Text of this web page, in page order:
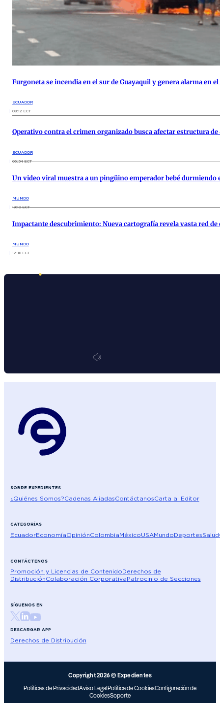
Furgoneta se incendia en el sur de Guayaquil y genera alarma en
ECUADOR
08:12 ECT
Operativo contra el crimen organizado busca afectar estructura
ECUADOR
06:54 ECT
Un video viral muestra a un pingüino emperador bebé durmiendo
MUNDO
19:10 ECT
Impactante descubrimiento: Nueva cartografía revela vasta red
MUNDO
12:18 ECT
SOBRE EXPEDIENTES
¿Quiénes Somos?Cadenas AliadasContáctanosCarta al Editor
CATEGORÍAS
EcuadorEconomíaOpiniónColombiaMéxicoUSAMundoDeportesSalud
CONTÁCTENOS
Promoción y Licencias de ContenidoDerechos de
DistribuciónColaboración CorporativaPatrocinio de Secciones
SÍGUENOS EN
DESCARGAR APP
Derechos de Distribución
Copyright 2026 © Expedientes
Políticas de PrivacidadAviso LegalPolítica de CookiesConfiguración de
CookiesSoporte